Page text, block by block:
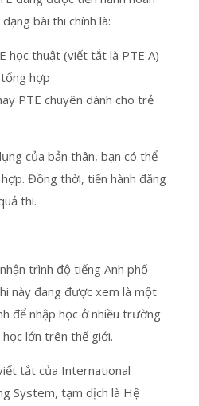
bài thi chính là:
học thuật (viết tắt là PTE A)
hợp
PTE chuyên dành cho trẻ
của bản thân, bạn có thể
Đồng thời, tiến hành đăng
thi.
trình độ tiếng Anh phổ
này đang được xem là một
để nhập học ở nhiều trường
lớn trên thế giới.
tắt của International
System, tạm dịch là Hệ